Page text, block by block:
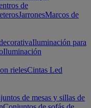
de
JarronesMarcos de
Iluminación para
Iluminación
rielesCintas Led
de mesas y sillas de